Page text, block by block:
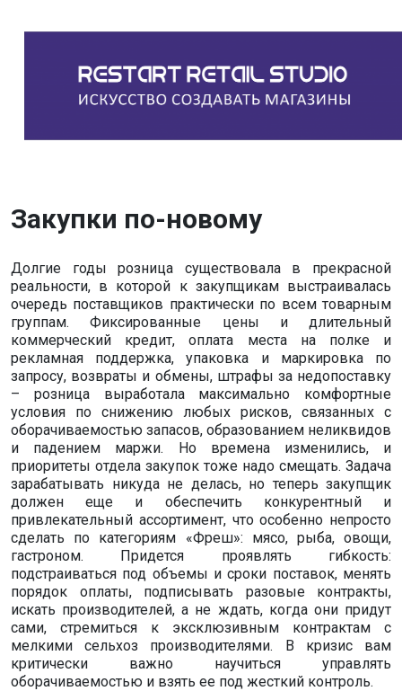
Закупки по-новому
Долгие годы розница существовала в прекрасной
реальности, в которой к закупщикам выстраивалась
очередь поставщиков практически по всем товарным
группам. Фиксированные цены и длительный
коммерческий кредит, оплата места на полке и
рекламная поддержка, упаковка и маркировка по
запросу, возвраты и обмены, штрафы за недопоставку
– розница выработала максимально комфортные
условия по снижению любых рисков, связанных с
оборачиваемостью запасов, образованием неликвидов
и падением маржи. Но времена изменились, и
приоритеты отдела закупок тоже надо смещать. Задача
зарабатывать никуда не делась, но теперь закупщик
должен еще и обеспечить конкурентный и
привлекательный ассортимент, что особенно непросто
сделать по категориям «Фреш»: мясо, рыба, овощи,
гастроном. Придется проявлять гибкость:
подстраиваться под объемы и сроки поставок, менять
порядок оплаты, подписывать разовые контракты,
искать производителей, а не ждать, когда они придут
сами, стремиться к эксклюзивным контрактам с
мелкими сельхоз производителями. В кризис вам
критически важно научиться управлять
оборачиваемостью и взять ее под жесткий контроль.